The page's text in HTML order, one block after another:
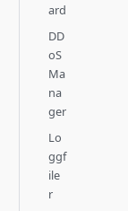
ard
DD
oS
Ma
na
ger
Lo
ggf
ile
r